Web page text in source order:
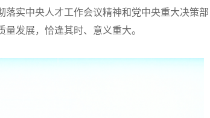
实中央人才工作会议精神和党中央重大决策部
发展，恰逢其时、意义重大。